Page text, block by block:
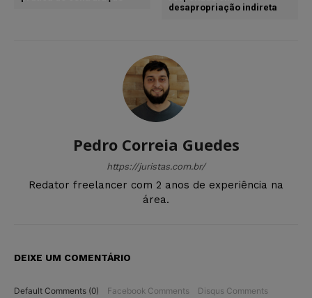
desapropriação indireta
Pedro Correia Guedes
https://juristas.com.br/
Redator freelancer com 2 anos de experiência na
área.
DEIXE UM COMENTÁRIO
Default Comments (0) Facebook Comments Disqus Comments